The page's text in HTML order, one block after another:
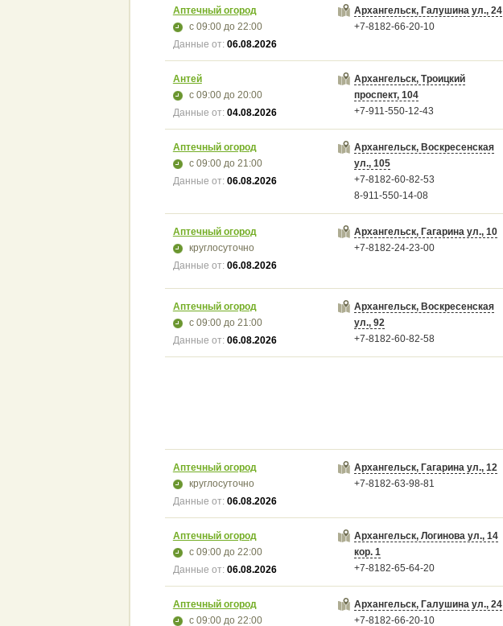
Аптечный огород
с 09:00до 22:00
Данные от: 06.08.2026
Архангельск, Галушина ул., 24
+7-8182-66-20-10
Антей
с 09:00до 20:00
Данные от: 04.08.2026
Архангельск, Троицкий
проспект, 104
+7-911-550-12-43
Аптечный огород
с 09:00до 21:00
Данные от: 06.08.2026
Архангельск, Воскресенская
ул., 105
+7-8182-60-82-53
8-911-550-14-08
Аптечный огород
круглосуточно
Данные от: 06.08.2026
Архангельск, Гагарина ул., 10
+7-8182-24-23-00
Аптечный огород
с 09:00до 21:00
Данные от: 06.08.2026
Архангельск, Воскресенская
ул., 92
+7-8182-60-82-58
Аптечный огород
круглосуточно
Данные от: 06.08.2026
Архангельск, Гагарина ул., 12
+7-8182-63-98-81
Аптечный огород
с 09:00до 22:00
Данные от: 06.08.2026
Архангельск, Логинова ул., 14
кор. 1
+7-8182-65-64-20
Аптечный огород
с 09:00до 22:00
Архангельск, Галушина ул., 24
+7-8182-66-20-10